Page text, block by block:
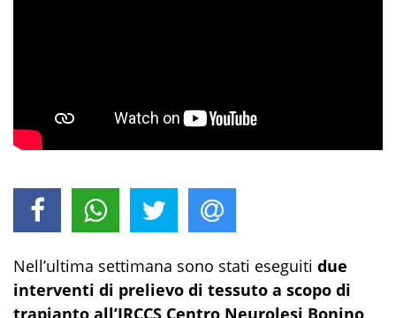
Nell’ultima settimana sono stati eseguiti due
interventi di prelievo di tessuto a scopo di
trapianto all’IRCCS Centro Neurolesi Bonino